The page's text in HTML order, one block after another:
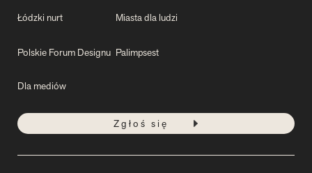
Łódzki nurt Miasta dla ludzi
Polskie Forum Designu Palimpsest
Dla mediów
Zgłoś się